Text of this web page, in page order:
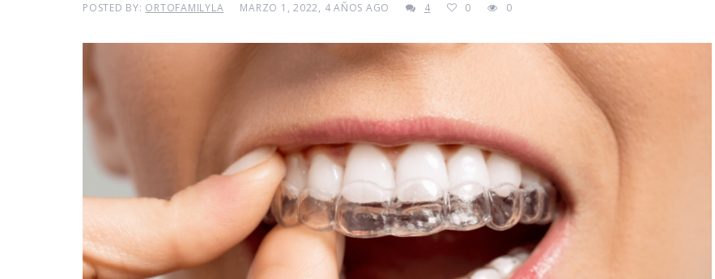
POSTED BY: ORTOFAMILYLA MARZO 1, 2022, 4 AÑOS AGO 4 0 0